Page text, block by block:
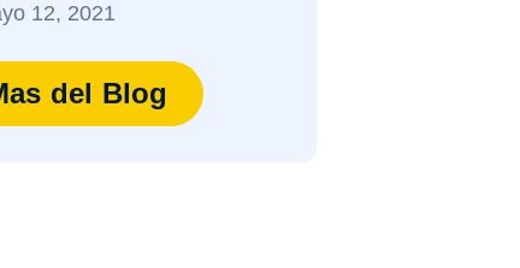
12, 2021
del Blog